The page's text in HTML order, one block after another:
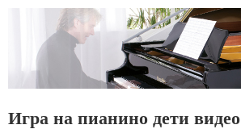
Игра на пианино дети видео